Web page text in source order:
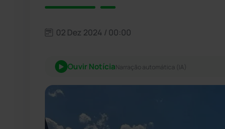
02 Dez 2024 / 00:00
Ouvir NotíciaNarração automática (IA)